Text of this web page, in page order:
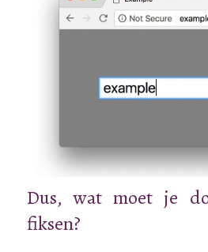
Dus, wat moet je
fiksen?